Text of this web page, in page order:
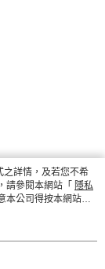
之詳情，及若您不希
請參閱本網站「 隱私
本公司得按本網站使